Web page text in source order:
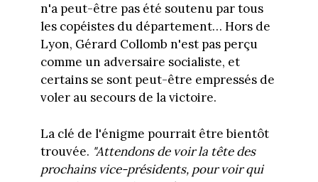
n'a peut-être pas été soutenu par tous
les copéistes du département… Hors de
Lyon, Gérard Collomb n'est pas perçu
comme un adversaire socialiste, et
certains se sont peut-être empressés de
voler au secours de la victoire.
La clé de l'énigme pourrait être bientôt
trouvée. "Attendons de voir la tête des
prochains vice-présidents, pour voir qui